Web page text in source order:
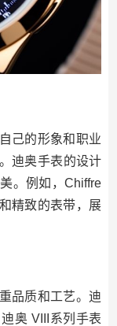
己的形象和职业
迪奥手表的设计
。例如，Chiffre
精致的表带，展
品质和工艺。迪
奥 VIII系列手表